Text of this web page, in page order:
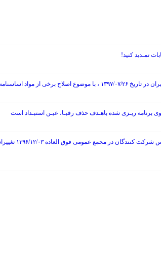
تشکیل گردید!
برنامه ریـزی شده باهـدف حذف رقبـا، عیـن استبـداد است
پیام برای